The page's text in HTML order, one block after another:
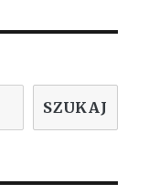
SZUKAJ